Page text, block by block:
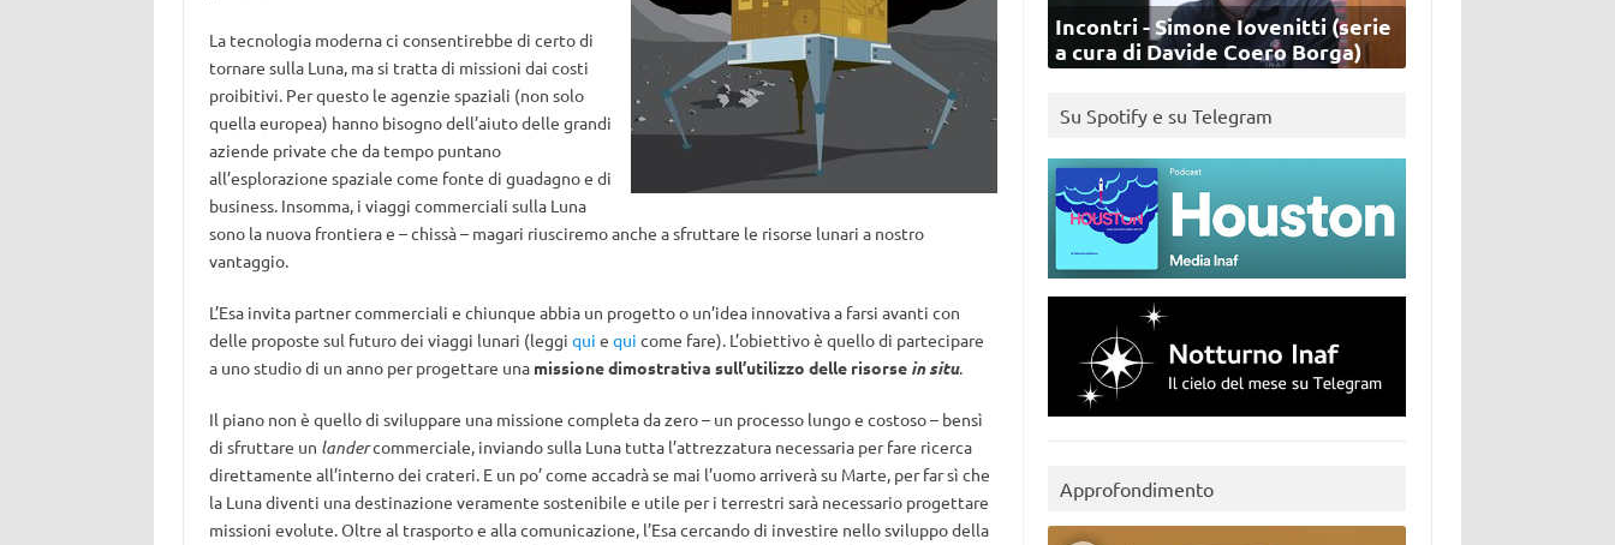
La tecnologia moderna ci consentirebbe di certo di
tornare sulla Luna, ma si tratta di missioni dai costi
proibitivi. Per questo le agenzie spaziali (non solo
quella europea) hanno bisogno dell’aiuto delle grandi
aziende private che da tempo puntano
all’esplorazione spaziale come fonte di guadagno e di
business. Insomma, i viaggi commerciali sulla Luna
sono la nuova frontiera e – chissà – magari riusciremo anche a sfruttare le risorse lunari a nostro
vantaggio.
L’Esa invita partner commerciali e chiunque abbia un progetto o un’idea innovativa a farsi avanti con
delle proposte sul futuro dei viaggi lunari (leggi qui e qui come fare). L’obiettivo è quello di partecipare
a uno studio di un anno per progettare una missione dimostrativa sull’utilizzo delle risorse in situ.
Il piano non è quello di sviluppare una missione completa da zero – un processo lungo e costoso – bensì
di sfruttare un landercommerciale, inviando sulla Luna tutta l’attrezzatura necessaria per fare ricerca
direttamente all’interno dei crateri. E un po’ come accadrà se mai l’uomo arriverà su Marte, per far sì che
la Luna diventi una destinazione veramente sostenibile e utile per i terrestri sarà necessario progettare
missioni evolute. Oltre al trasporto e alla comunicazione, l’Esa cercando di investire nello sviluppo della
Incontri - Simone Iovenitti (serie
a cura di Davide Coero Borga)
Su Spotify e su Telegram
Approfondimento